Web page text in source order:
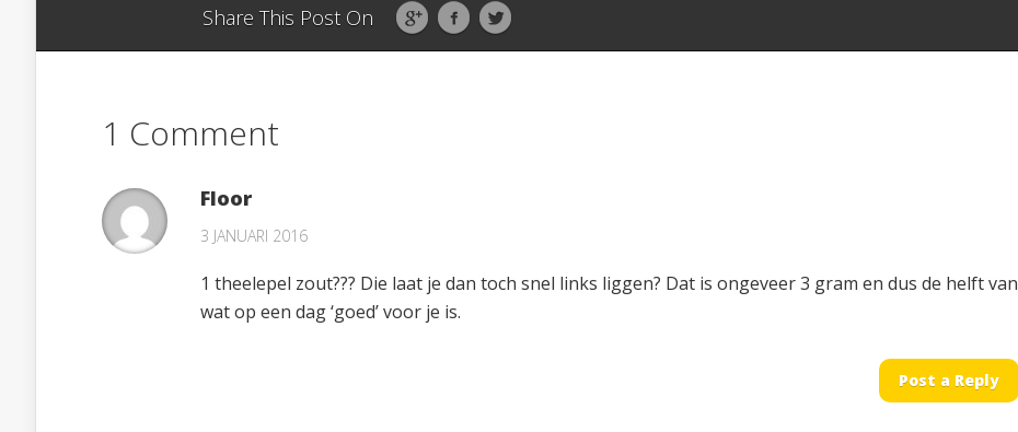
Share This Post On
1 Comment
Floor
3 JANUARI 2016
1 theelepel zout??? Die laat je dan toch snel links liggen? Dat is ongeveer 3 gram en dus de helft van
wat op een dag ‘goed’ voor je is.
Post a Reply